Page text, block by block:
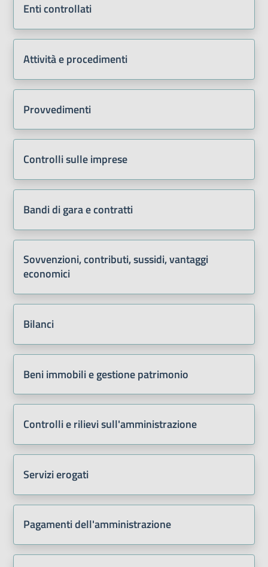
Enti controllati
Attività e procedimenti
Provvedimenti
Controlli sulle imprese
Bandi di gara e contratti
Sovvenzioni, contributi, sussidi, vantaggi
economici
Bilanci
Beni immobili e gestione patrimonio
Controlli e rilievi sull'amministrazione
Servizi erogati
Pagamenti dell'amministrazione